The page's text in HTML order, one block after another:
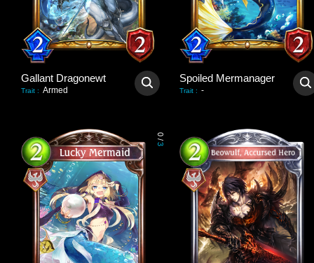
Gallant Dragonewt
Trait : Armed
Spoiled Mermanager
Trait : -
0
/
3